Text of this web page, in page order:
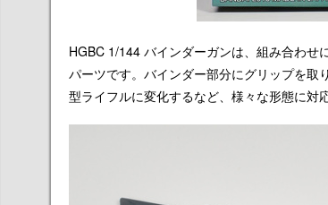
HGBC 1/144 バインダーガンは、組み合わせ
パーツです。バインダー部分にグリップを取
型ライフルに変化するなど、様々な形態に対